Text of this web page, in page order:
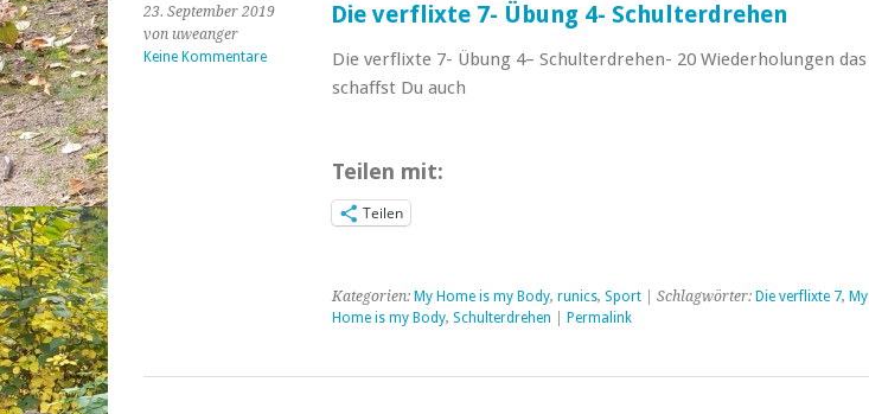
23. September 2019
von uweanger
Keine Kommentare
Die verflixte 7- Übung 4- Schulterdrehen
Die verflixte 7- Übung 4– Schulterdrehen- 20 Wiederholungen das
schaffst Du auch
Teilen mit:
Teilen
Kategorien: My Home is my Body, runics, Sport| Schlagwörter: Die verflixte 7, My
Home is my Body, Schulterdrehen Permalink